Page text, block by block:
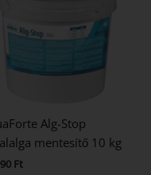
Alg-Stop
mentesítő 10 kg
Ft